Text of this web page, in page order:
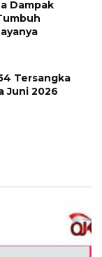
Dampak
Tersangka
Juni 2026